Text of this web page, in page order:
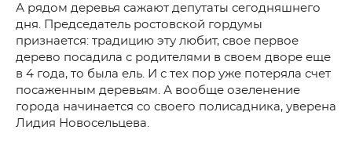
А рядом деревья сажают депутаты сегодняшнего
дня. Председатель ростовской гордумы
признается: традицию эту любит, свое первое
дерево посадила с родителями в своем дворе еще
в 4 года, то была ель. И с тех пор уже потеряла счет
посаженным деревьям. А вообще озеленение
города начинается со своего полисадника, уверена
Лидия Новосельцева.